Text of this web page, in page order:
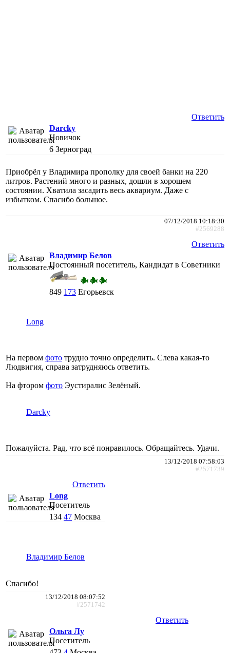
Ответить
Darcky
Новичок
6 Зерноград
Приобрёл у Владимира прополку для своей банки на 220
литров. Растений много и разных, дошли в хорошем
состоянии. Хватила засадить весь аквариум. Даже с
избытком. Спасибо большое.
07/12/2018 10:18:30
#2569288
Ответить
Владимир Белов
Постоянный посетитель, Кандидат в Советники
849 173 Егорьевск
Long
На первом фото трудно точно определить. Слева какая-то
Людвигия, справа затрудняюсь ответить.
На фтором фото Эустиралис Зелёный.
Darcky
Пожалуйста. Рад, что всё понравилось. Обращайтесь. Удачи.
13/12/2018 07:58:03
#2571739
Ответить
Long
Посетитель
134 47 Москва
Владимир Белов
Спасибо!
13/12/2018 08:07:52
#2571742
Ответить
Ольга Лу
Посетитель